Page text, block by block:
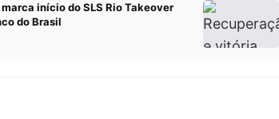
início do SLS Rio Takeover
do Brasil